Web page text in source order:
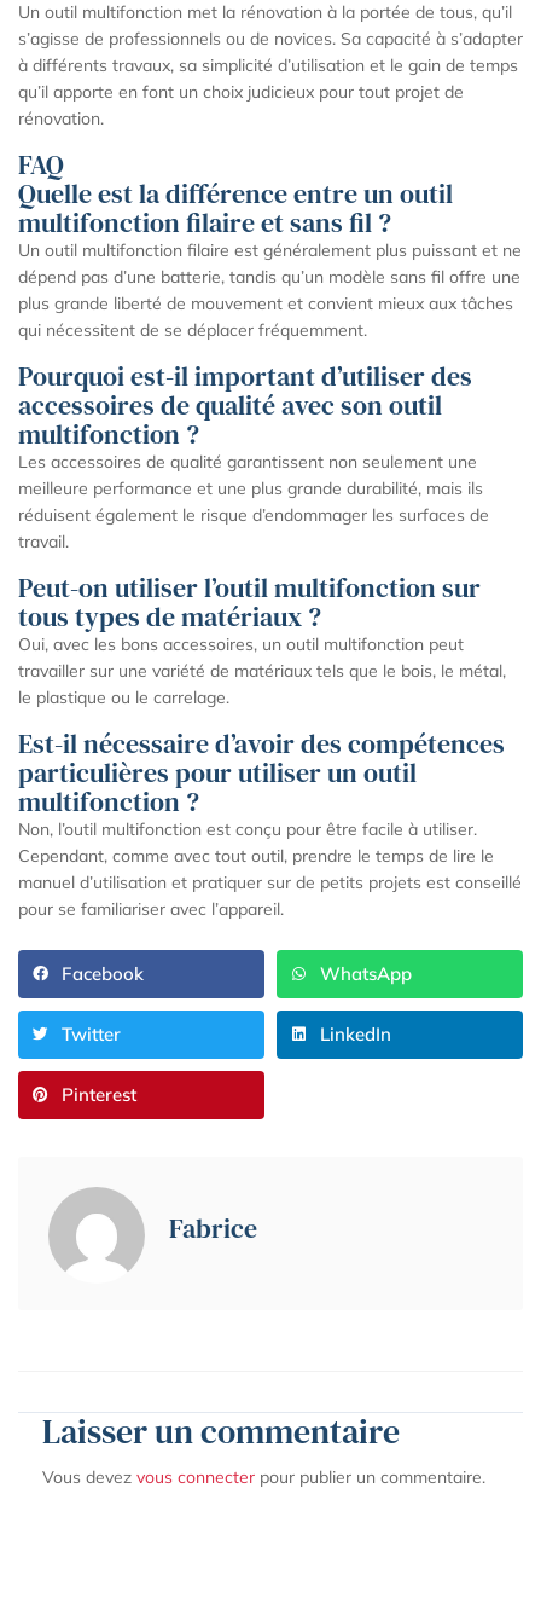
Un outil multifonction met la rénovation à la portée de tous, qu’il
s’agisse de professionnels ou de novices. Sa capacité à s’adapter
à différents travaux, sa simplicité d’utilisation et le gain de temps
qu’il apporte en font un choix judicieux pour tout projet de
rénovation.
FAQ
Quelle est la différence entre un outil
multifonction filaire et sans fil ?
Un outil multifonction filaire est généralement plus puissant et ne
dépend pas d’une batterie, tandis qu’un modèle sans fil offre une
plus grande liberté de mouvement et convient mieux aux tâches
qui nécessitent de se déplacer fréquemment.
Pourquoi est-il important d’utiliser des
accessoires de qualité avec son outil
multifonction ?
Les accessoires de qualité garantissent non seulement une
meilleure performance et une plus grande durabilité, mais ils
réduisent également le risque d’endommager les surfaces de
travail.
Peut-on utiliser l’outil multifonction sur
tous types de matériaux ?
Oui, avec les bons accessoires, un outil multifonction peut
travailler sur une variété de matériaux tels que le bois, le métal,
le plastique ou le carrelage.
Est-il nécessaire d’avoir des compétences
particulières pour utiliser un outil
multifonction ?
Non, l’outil multifonction est conçu pour être facile à utiliser.
Cependant, comme avec tout outil, prendre le temps de lire le
manuel d’utilisation et pratiquer sur de petits projets est conseillé
pour se familiariser avec l’appareil.
Facebook WhatsApp
Twitter LinkedIn
Pinterest
Fabrice
Laisser un commentaire
Vous devez vous connecter pour publier un commentaire.